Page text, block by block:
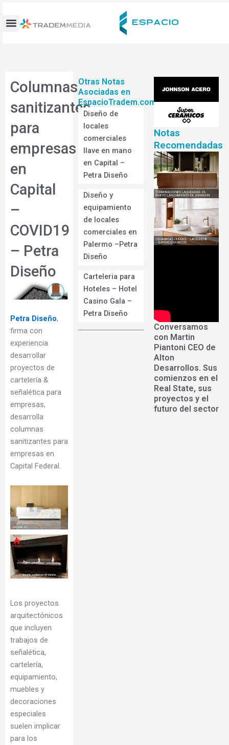
contenido
Columnas
sanitizantes
para
empresas
en
Capital
–
COVID19
– Petra
Diseño
Petra Diseño,
firma con
experiencia
desarrollar
proyectos de
cartelería &
señalética para
empresas,
desarrolla
columnas
sanitizantes para
empresas en
Capital Federal.
Los proyectos
arquitectónicos
que incluyen
trabajos de
señalética,
cartelería,
equipamiento,
muebles y
decoraciones
especiales
suelen implicar
para los
Otras Notas
Asociadas en
EspacioTradem.com
Diseño de
locales
comerciales
llave en mano
en Capital –
Petra Diseño
Diseño y
equipamiento
de locales
comerciales en
Palermo –Petra
Diseño
Carteleria para
Hoteles – Hotel
Casino Gala –
Petra Diseño
Notas
Recomendadas
Conversamos
con Martin
Piantoni CEO de
Alton
Desarrollos. Sus
comienzos en el
Real State, sus
proyectos y el
futuro del sector